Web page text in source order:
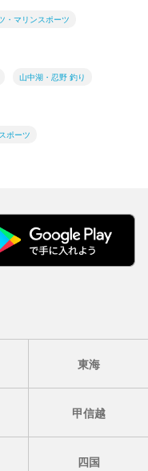
・マリンスポーツ
山中湖・忍野 釣り
ポーツ
東海
甲信越
四国